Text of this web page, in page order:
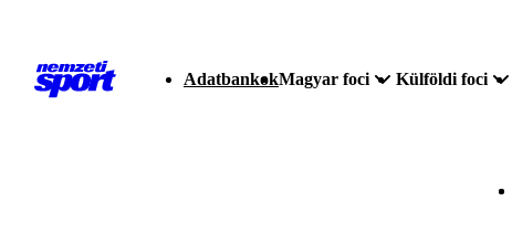
AdatbankokMagyar foci Külföldi foci